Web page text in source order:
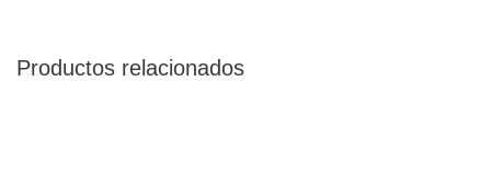
Productos relacionados